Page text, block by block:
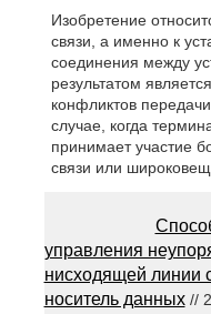
Изобретение
связи, а именно к
соединения между
результатом
конфликтов
случае, когда
принимает участие
связи или
управления
нисходящей линии
носитель данных//